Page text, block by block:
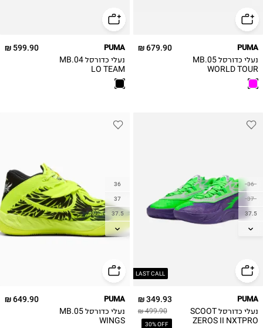
40
679.90 ₪ PUMA
נעלי כדורסל MB.05
WORLD TOUR
40
599.90 ₪ PUMA
נעלי כדורסל MB.04
LO TEAM
LAST CALL
36
37
37.5
38
40
349.93 ₪
499.90 ₪
30% OFF
PUMA
נעלי כדורסל SCOOT
ZEROS II NXTPRO
36
37
37.5
38
40
649.90 ₪ PUMA
נעלי כדורסל MB.05
WINGS